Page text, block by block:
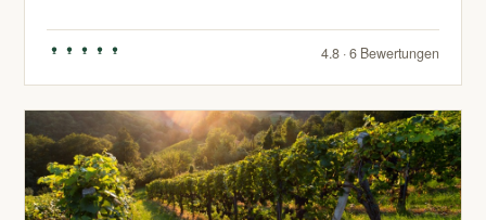
4.8 · 6 Bewertungen